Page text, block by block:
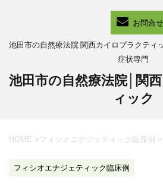
お問合せ
池田市の自然療法院 関西カイロプラクティ
症状専門
池田市の自然療法院│関
ィック
HOME > フィシオエナジェティック臨床例 >
フィシオエナジェティック臨床例